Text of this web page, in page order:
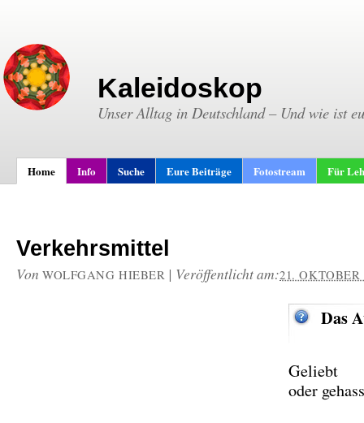
Kaleidoskop
Unser Alltag in Deutschland – Und wie ist
Home Info Suche Eure Beiträge Fotostream Für
Verkehrsmittel
Von WOLFGANG HIEBER | Veröffentlicht am:21. OKTOBER
Das
Geliebt
oder